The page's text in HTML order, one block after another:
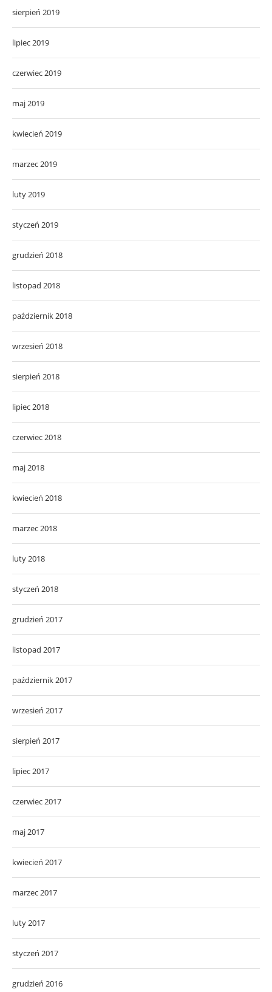
sierpień 2019
lipiec 2019
czerwiec 2019
maj 2019
kwiecień 2019
marzec 2019
luty 2019
styczeń 2019
grudzień 2018
listopad 2018
październik 2018
wrzesień 2018
sierpień 2018
lipiec 2018
czerwiec 2018
maj 2018
kwiecień 2018
marzec 2018
luty 2018
styczeń 2018
grudzień 2017
listopad 2017
październik 2017
wrzesień 2017
sierpień 2017
lipiec 2017
czerwiec 2017
maj 2017
kwiecień 2017
marzec 2017
luty 2017
styczeń 2017
grudzień 2016